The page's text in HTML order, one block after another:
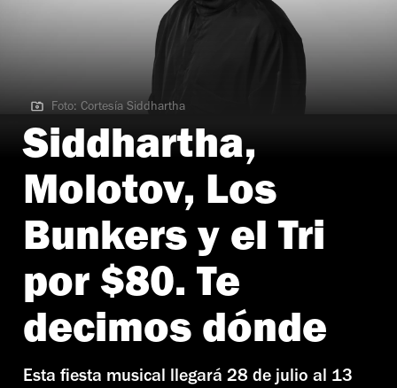
Foto: Cortesía Siddhartha
Foto: Cortesía Siddhartha
Siddhartha,
Molotov, Los
Bunkers y el Tri
por $80. Te
decimos dónde
Esta fiesta musical llegará 28 de julio al 13